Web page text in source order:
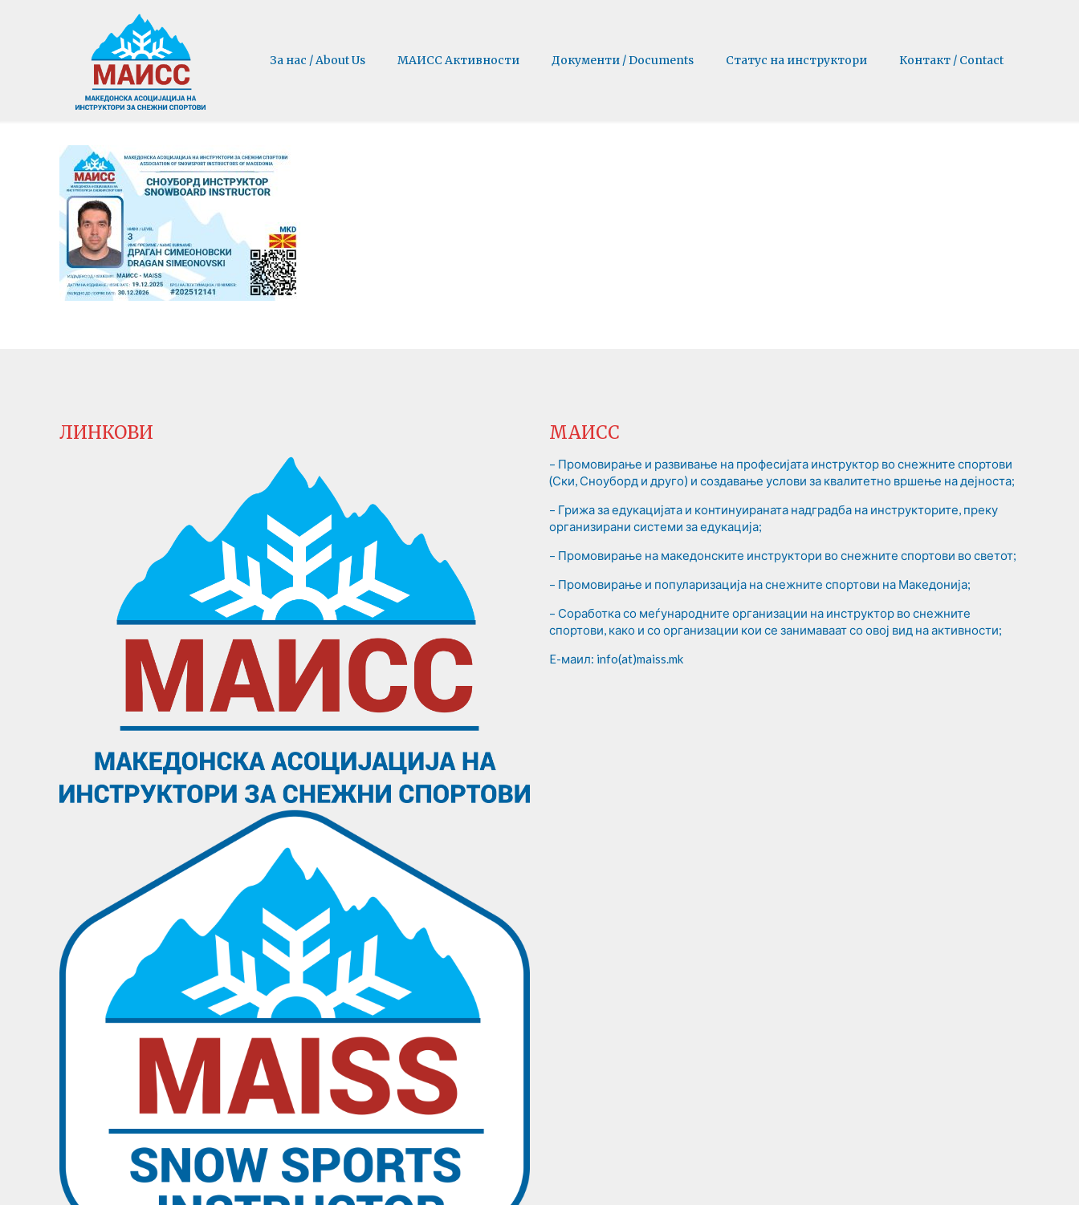
За нас / About Us МАИСС Активности Документи / Documents Статус на инструктори Контакт / Contact
ЛИНКОВИ МАИСС
– Промовирање и развивање на професијата инструктор во снежните спортови
(Ски, Сноуборд и друго) и создавање услови за квалитетно вршење на дејноста;
– Грижа за едукацијата и континуираната надградба на инструкторите, преку
организирани системи за едукација;
– Промовирање на македонските инструктори во снежните спортови во светот;
– Промовирање и популаризација на снежните спортови на Македонија;
– Соработка со меѓународните организации на инструктор во снежните
спортови, како и со организации кои се занимаваат со овој вид на активности;
E-маил: info(at)maiss.mk